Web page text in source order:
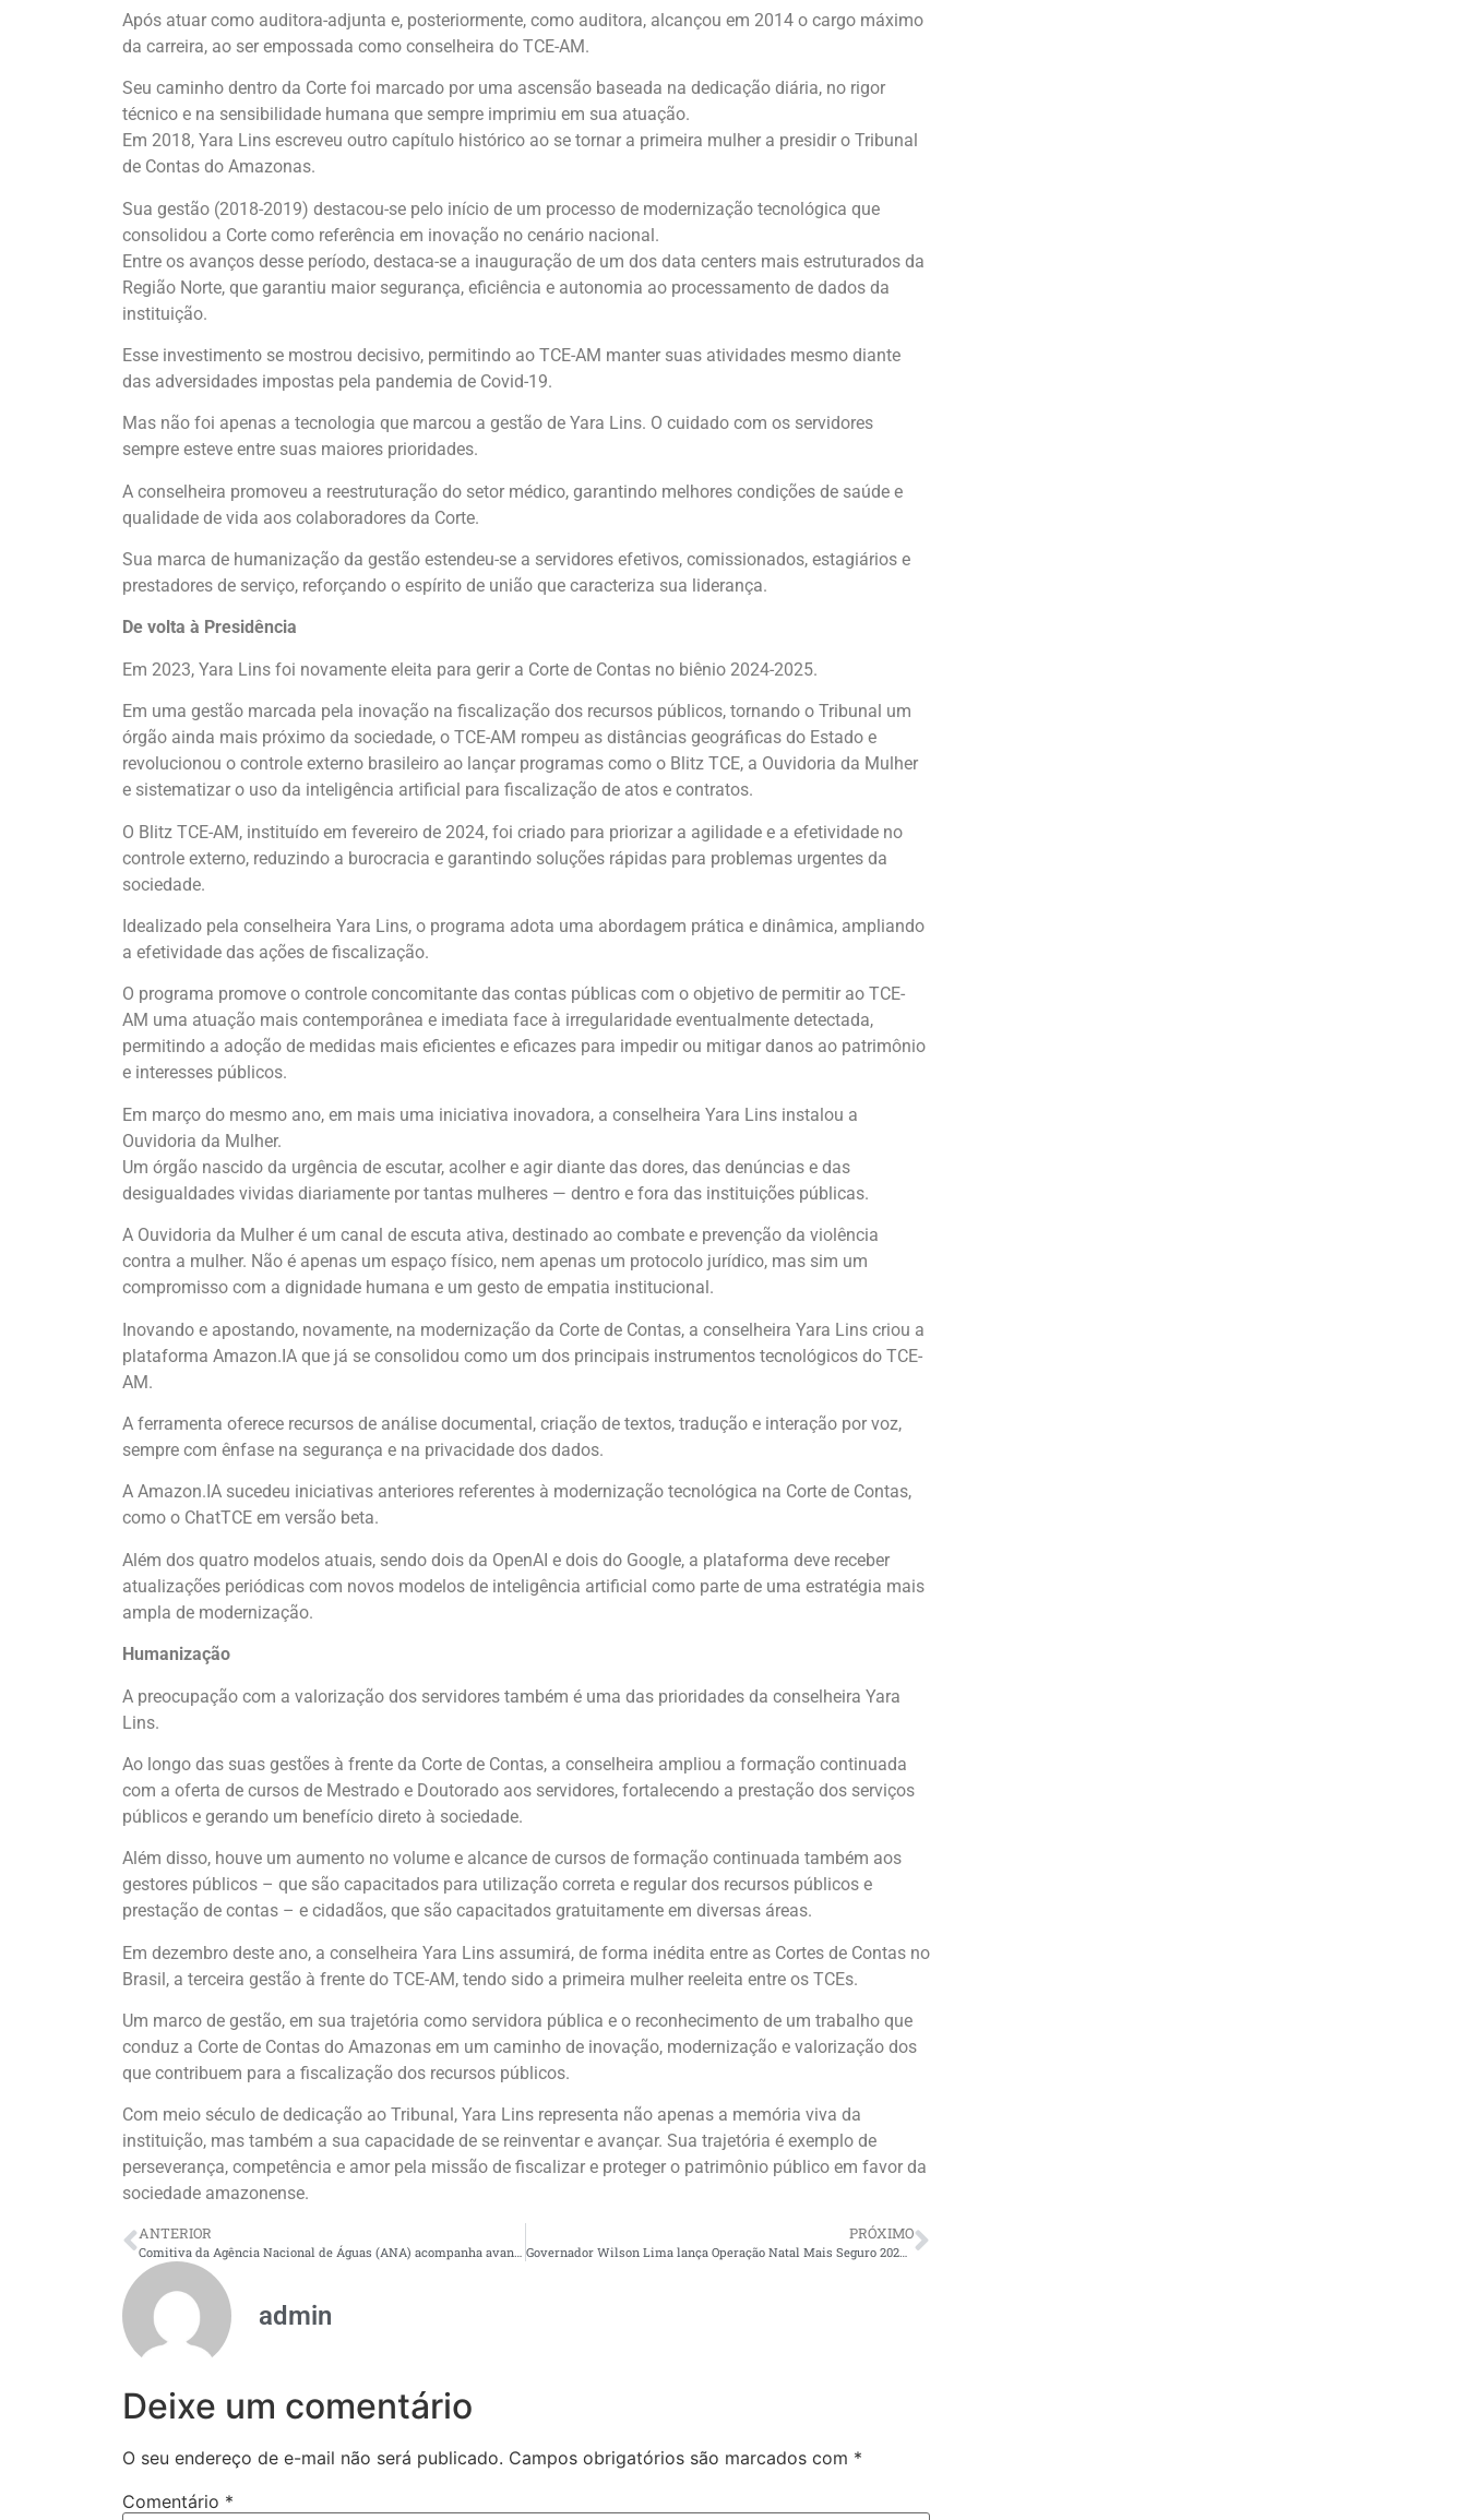
Após atuar como auditora-adjunta e, posteriormente, como auditora, alcançou em 2014 o cargo máximo
da carreira, ao ser empossada como conselheira do TCE-AM.
Seu caminho dentro da Corte foi marcado por uma ascensão baseada na dedicação diária, no rigor
técnico e na sensibilidade humana que sempre imprimiu em sua atuação.
Em 2018, Yara Lins escreveu outro capítulo histórico ao se tornar a primeira mulher a presidir o Tribunal
de Contas do Amazonas.
Sua gestão (2018-2019) destacou-se pelo início de um processo de modernização tecnológica que
consolidou a Corte como referência em inovação no cenário nacional.
Entre os avanços desse período, destaca-se a inauguração de um dos data centers mais estruturados da
Região Norte, que garantiu maior segurança, eficiência e autonomia ao processamento de dados da
instituição.
Esse investimento se mostrou decisivo, permitindo ao TCE-AM manter suas atividades mesmo diante
das adversidades impostas pela pandemia de Covid-19.
Mas não foi apenas a tecnologia que marcou a gestão de Yara Lins. O cuidado com os servidores
sempre esteve entre suas maiores prioridades.
A conselheira promoveu a reestruturação do setor médico, garantindo melhores condições de saúde e
qualidade de vida aos colaboradores da Corte.
Sua marca de humanização da gestão estendeu-se a servidores efetivos, comissionados, estagiários e
prestadores de serviço, reforçando o espírito de união que caracteriza sua liderança.
De volta à Presidência
Em 2023, Yara Lins foi novamente eleita para gerir a Corte de Contas no biênio 2024-2025.
Em uma gestão marcada pela inovação na fiscalização dos recursos públicos, tornando o Tribunal um
órgão ainda mais próximo da sociedade, o TCE-AM rompeu as distâncias geográficas do Estado e
revolucionou o controle externo brasileiro ao lançar programas como o Blitz TCE, a Ouvidoria da Mulher
e sistematizar o uso da inteligência artificial para fiscalização de atos e contratos.
O Blitz TCE-AM, instituído em fevereiro de 2024, foi criado para priorizar a agilidade e a efetividade no
controle externo, reduzindo a burocracia e garantindo soluções rápidas para problemas urgentes da
sociedade.
Idealizado pela conselheira Yara Lins, o programa adota uma abordagem prática e dinâmica, ampliando
a efetividade das ações de fiscalização.
O programa promove o controle concomitante das contas públicas com o objetivo de permitir ao TCE-
AM uma atuação mais contemporânea e imediata face à irregularidade eventualmente detectada,
permitindo a adoção de medidas mais eficientes e eficazes para impedir ou mitigar danos ao patrimônio
e interesses públicos.
Em março do mesmo ano, em mais uma iniciativa inovadora, a conselheira Yara Lins instalou a
Ouvidoria da Mulher.
Um órgão nascido da urgência de escutar, acolher e agir diante das dores, das denúncias e das
desigualdades vividas diariamente por tantas mulheres — dentro e fora das instituições públicas.
A Ouvidoria da Mulher é um canal de escuta ativa, destinado ao combate e prevenção da violência
contra a mulher. Não é apenas um espaço físico, nem apenas um protocolo jurídico, mas sim um
compromisso com a dignidade humana e um gesto de empatia institucional.
Inovando e apostando, novamente, na modernização da Corte de Contas, a conselheira Yara Lins criou a
plataforma Amazon.IA que já se consolidou como um dos principais instrumentos tecnológicos do TCE-
AM.
A ferramenta oferece recursos de análise documental, criação de textos, tradução e interação por voz,
sempre com ênfase na segurança e na privacidade dos dados.
A Amazon.IA sucedeu iniciativas anteriores referentes à modernização tecnológica na Corte de Contas,
como o ChatTCE em versão beta.
Além dos quatro modelos atuais, sendo dois da OpenAI e dois do Google, a plataforma deve receber
atualizações periódicas com novos modelos de inteligência artificial como parte de uma estratégia mais
ampla de modernização.
Humanização
A preocupação com a valorização dos servidores também é uma das prioridades da conselheira Yara
Lins.
Ao longo das suas gestões à frente da Corte de Contas, a conselheira ampliou a formação continuada
com a oferta de cursos de Mestrado e Doutorado aos servidores, fortalecendo a prestação dos serviços
públicos e gerando um benefício direto à sociedade.
Além disso, houve um aumento no volume e alcance de cursos de formação continuada também aos
gestores públicos – que são capacitados para utilização correta e regular dos recursos públicos e
prestação de contas – e cidadãos, que são capacitados gratuitamente em diversas áreas.
Em dezembro deste ano, a conselheira Yara Lins assumirá, de forma inédita entre as Cortes de Contas no
Brasil, a terceira gestão à frente do TCE-AM, tendo sido a primeira mulher reeleita entre os TCEs.
Um marco de gestão, em sua trajetória como servidora pública e o reconhecimento de um trabalho que
conduz a Corte de Contas do Amazonas em um caminho de inovação, modernização e valorização dos
que contribuem para a fiscalização dos recursos públicos.
Com meio século de dedicação ao Tribunal, Yara Lins representa não apenas a memória viva da
instituição, mas também a sua capacidade de se reinventar e avançar. Sua trajetória é exemplo de
perseverança, competência e amor pela missão de fiscalizar e proteger o patrimônio público em favor da
sociedade amazonense.
ANTERIOR PRÓXIMO
admin
Deixe um comentário
O seu endereço de e-mail não será publicado. Campos obrigatórios são marcados com *
Comentário *